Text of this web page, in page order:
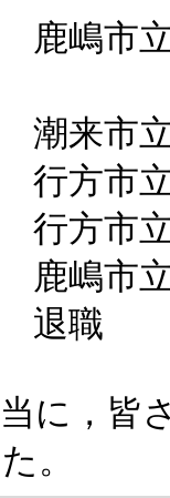
鹿嶋市
潮来市
行方市
行方市
鹿嶋市
退職
に，皆
。